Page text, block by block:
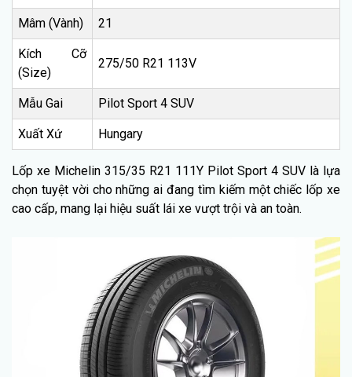
Mâm (Vành) 21
Kích Cỡ
(Size)
275/50 R21 113V
Mẫu Gai Pilot Sport 4 SUV
Xuất Xứ Hungary
Lốp xe Michelin 315/35 R21 111Y Pilot Sport 4 SUV là lựa
chọn tuyệt vời cho những ai đang tìm kiếm một chiếc lốp xe
cao cấp, mang lại hiệu suất lái xe vượt trội và an toàn.